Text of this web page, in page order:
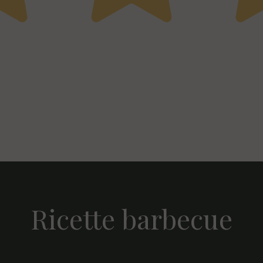
Ricette barbecue